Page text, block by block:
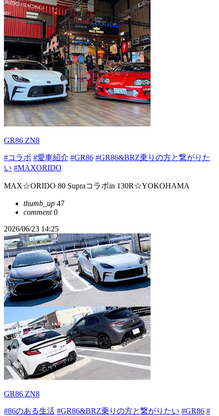
GR86 ZN8
#コラボ #愛車紹介 #GR86 #GR86&BRZ乗りの方と繋がりた
い #MAXORIDO
MAX☆ORIDO 80 Supraコラボin 130R☆YOKOHAMA
thumb_up 47
comment0
2026/06/23 14:25
GR86 ZN8
#86のある生活 #GR86&BRZ乗りの方と繋がりたい #GR86 #